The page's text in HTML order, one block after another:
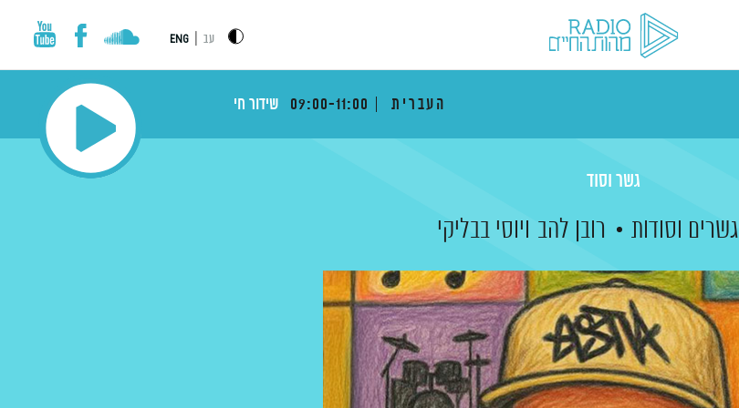
עב ENG
העברית 09:00-11:00 שידור חי
גשר וסוד
גשרים וסודות רובן להב ויוסי בבליקי